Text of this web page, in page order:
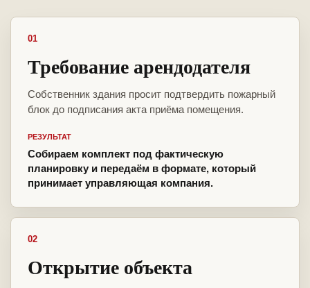
01
Требование арендодателя
Собственник здания просит подтвердить пожарный
блок до подписания акта приёма помещения.
РЕЗУЛЬТАТ
Собираем комплект под фактическую
планировку и передаём в формате, который
принимает управляющая компания.
02
Открытие объекта